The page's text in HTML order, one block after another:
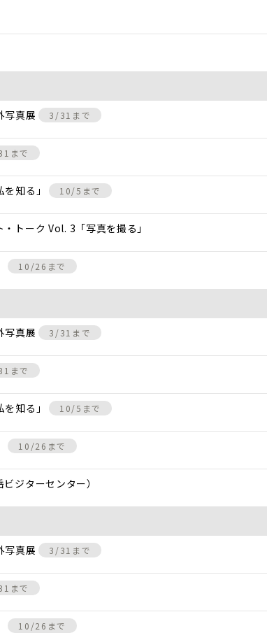
写真展 3/31まで
まで
知る」 10/5まで
トーク Vol. 3「写真を撮る」
10/26まで
写真展 3/31まで
まで
知る」 10/5まで
10/26まで
ジターセンター）
写真展 3/31まで
まで
10/26まで